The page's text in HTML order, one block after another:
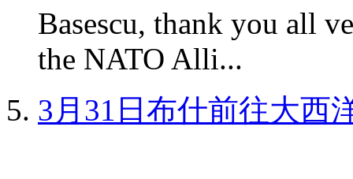
Basescu, thank you all
the NATO Alli...
3月31日布什前往大西